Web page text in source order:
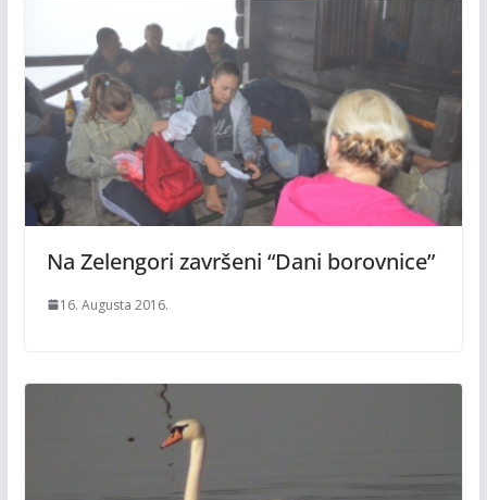
Na Zelengori završeni “Dani borovnice”
16. Augusta 2016.